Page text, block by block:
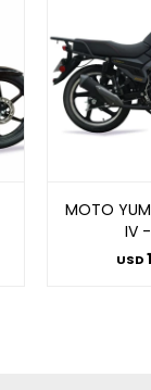
MOTO
IV
USD